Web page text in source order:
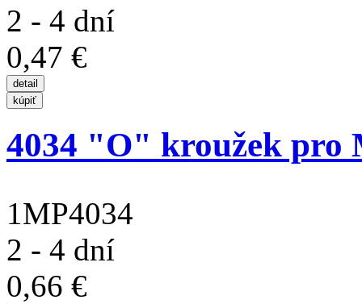
2 - 4 dní
0,47 €
4034 "O" kroužek pro
1MP4034
2 - 4 dní
0,66 €